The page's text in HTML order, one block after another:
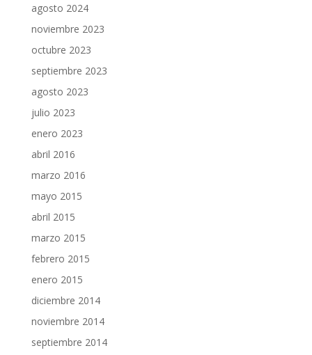
agosto 2024
noviembre 2023
octubre 2023
septiembre 2023
agosto 2023
julio 2023
enero 2023
abril 2016
marzo 2016
mayo 2015
abril 2015
marzo 2015
febrero 2015
enero 2015
diciembre 2014
noviembre 2014
septiembre 2014